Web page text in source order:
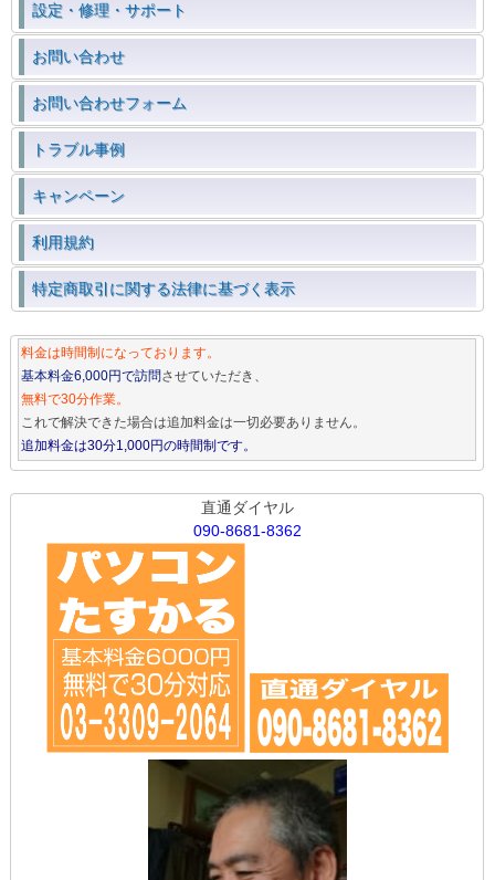
設定・修理・サポート
お問い合わせ
お問い合わせフォーム
トラブル事例
キャンペーン
利用規約
特定商取引に関する法律に基づく表示
料金は時間制になっております。
基本料金6,000円で訪問させていただき、
無料で30分作業。
これで解決できた場合は追加料金は一切必要ありません。
追加料金は30分1,000円の時間制です。
直通ダイヤル
090-8681-8362